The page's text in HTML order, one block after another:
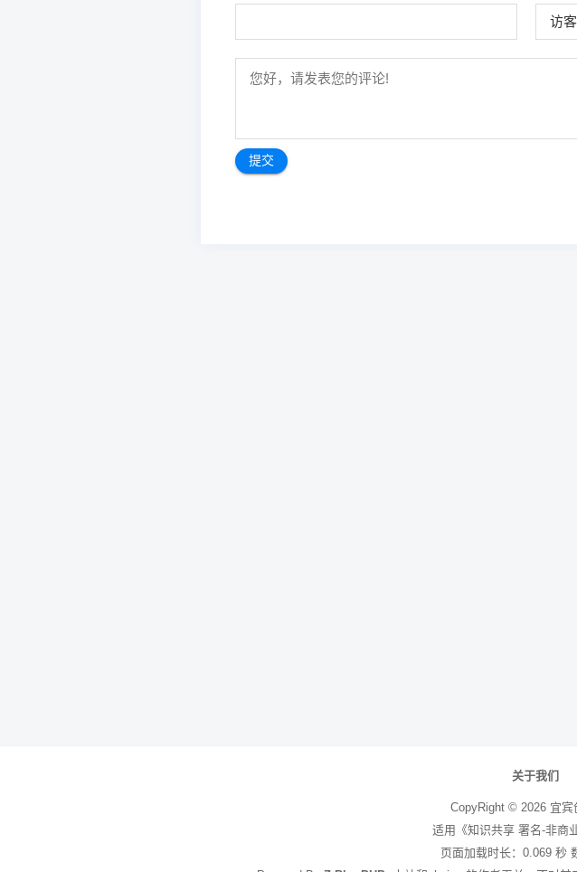
关于我们
CopyRight © 2026 宜宾
适用《知识共享 署名-非商
页面加载时长：0.069 秒